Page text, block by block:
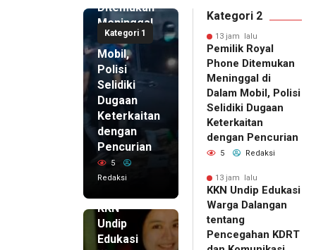
Kategori 1
Ditemukan
Meninggal
di Dalam
Mobil,
Polisi
Selidiki
Dugaan
Keterkaitan
dengan
Pencurian
5
Redaksi
KKN
Undip
Edukasi
Kategori 2
13 jam lalu
Pemilik Royal
Phone Ditemukan
Meninggal di
Dalam Mobil, Polisi
Selidiki Dugaan
Keterkaitan
dengan Pencurian
5 Redaksi
13 jam lalu
KKN Undip Edukasi
Warga Dalangan
tentang
Pencegahan KDRT